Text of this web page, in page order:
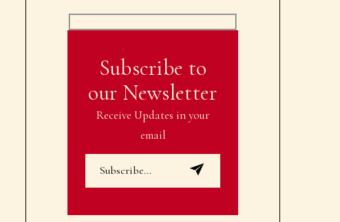
Subscribe to
our Newsletter
Receive Updates in your
email